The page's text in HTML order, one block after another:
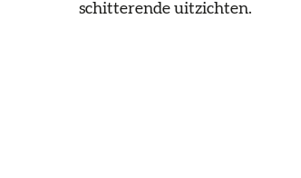
schitterende uitzichten.